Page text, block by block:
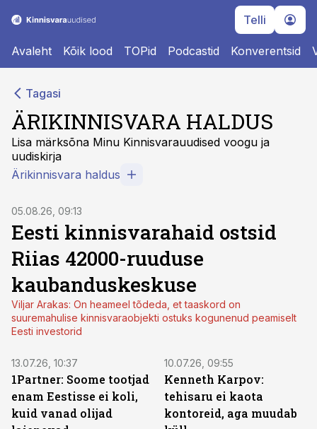
Telli
Avaleht Kõik lood TOPid Podcastid Konverentsid
Tagasi
ÄRIKINNISVARA HALDUS
Lisa märksõna Minu Kinnisvarauudised voogu ja
uudiskirja
Ärikinnisvara haldus
05.08.26, 09:13
Eesti kinnisvarahaid ostsid
Riias 42000-ruuduse
kaubanduskeskuse
Viljar Arakas: On heameel tõdeda, et taaskord on
suuremahulise kinnisvaraobjekti ostuks kogunenud peamiselt
Eesti investorid
13.07.26, 10:37
1Partner: Soome tootjad
enam Eestisse ei koli,
kuid vanad olijad
10.07.26, 09:55
Kenneth Karpov:
tehisaru ei kaota
kontoreid, aga muudab